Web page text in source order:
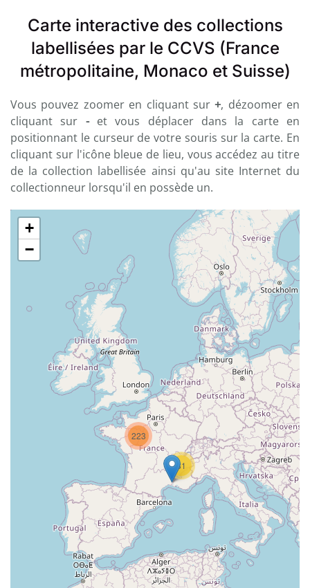
Carte interactive des collections
labellisées par le CCVS (France
métropolitaine, Monaco et Suisse)
Vous pouvez zoomer en cliquant sur+, dézoomer en
cliquant sur -et vous déplacer dans la carte en
positionnant le curseur de votre souris sur la carte. En
cliquant sur l'icône bleue de lieu, vous accédez au titre
de la collection labellisée ainsi qu'au site Internet du
collectionneur lorsqu'il en possède un.
81
223
+
−